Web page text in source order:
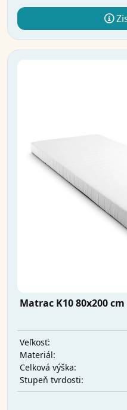
Matrac K10 80x200 cm
Veľkosť:
Materiál:
Celková výška:
Stupeň tvrdosti: